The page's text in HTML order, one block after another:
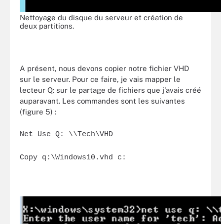
Nettoyage du disque du serveur et création de
deux partitions.
A présent, nous devons copier notre fichier VHD
sur le serveur. Pour ce faire, je vais mapper le
lecteur Q: sur le partage de fichiers que j'avais créé
auparavant. Les commandes sont les suivantes
(figure 5) :
Net Use Q: \\Tech\VHD
Copy q:\Windows10.vhd c: